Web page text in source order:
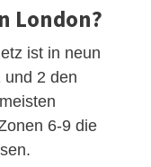
London?
ist in neun
und 2 den
6-9 die